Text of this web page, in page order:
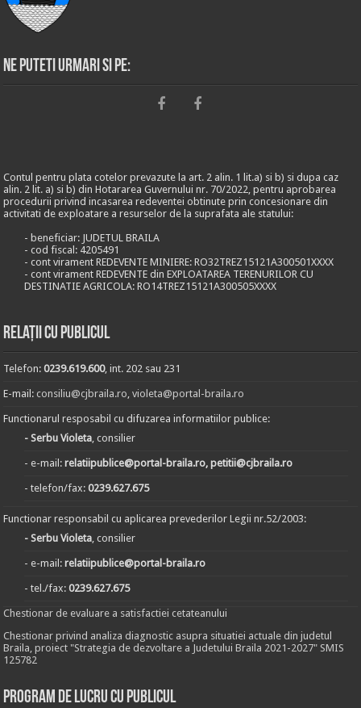
Ne puteti urmari si pe:
Contul pentru plata cotelor prevazute la art. 2 alin. 1 lit.a) si b) si dupa caz
alin. 2 lit. a) si b) din Hotararea Guvernului nr. 70/2022, pentru aprobarea
procedurii privind incasarea redeventei obtinute prin concesionare din
activitati de exploatare a resurselor de la suprafata ale statului:
- beneficiar: JUDETUL BRAILA
- cod fiscal: 4205491
- cont virament REDEVENTE MINIERE: RO32TREZ15121A300501XXXX
- cont virament REDEVENTE din EXPLOATAREA TERENURILOR CU
DESTINATIE AGRICOLA: RO14TREZ15121A300505XXXX
Relații cu publicul
Telefon:0239.619.600, int. 202 sau 231
E-mail:consiliu@cjbraila.ro,violeta@portal-braila.ro
Functionarul resposabil cu difuzarea informatiilor publice:
- Serbu Violeta, consilier
- e-mail:relatiipublice@portal-braila.ro, petitii@cjbraila.ro
- telefon/fax:0239.627.675
Functionar responsabil cu aplicarea prevederilor Legii nr.52/2003:
- Serbu Violeta, consilier
- e-mail:relatiipublice@portal-braila.ro
- tel./fax:0239.627.675
Chestionar de evaluare a satisfactiei cetateanului
Chestionar privind analiza diagnostic asupra situatiei actuale din judetul
Braila, proiect "Strategia de dezvoltare a Judetului Braila 2021-2027" SMIS
125782
Program de lucru cu publicul